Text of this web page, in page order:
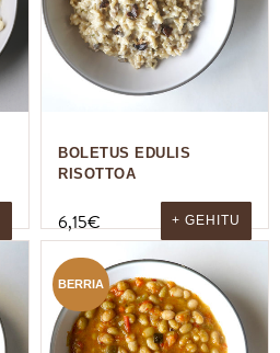
BOLETUS EDULIS
RISOTTOA
6,15€ + GEHITU
BERRIA